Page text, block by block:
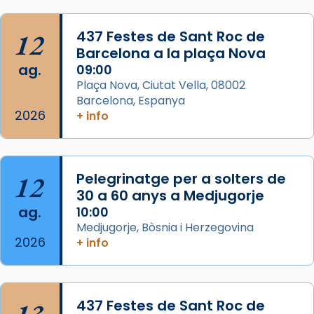
Josep Omella, ha presidit la missa i l’ha
concelebrat el bisbe auxiliar de Barcelona,
Mons. David Abadías.
📸 Dr. G. Simón
Photo
View on Facebook
2 weeks ago
Memòria de les santes Juliana i
Semproniana, verges i màrtirs.
Acompanyant la història de sant Cugat, a
partir de l’Edat Mitjana sorgeix la tradició
que les santes Juliana (“relatiu a Júlia”) i
Semproniana (“relatiu a Semprònia =
12
ag.
2026
437 Festes de Sant Roc de
Barcelona a la plaça Nova
09:00
Plaça Nova, Ciutat Vella, 08002
Barcelona, Espanya
+ info
12
ag.
2026
Pelegrinatge per a solters de
30 a 60 anys a Medjugorje
10:00
Medjugorje, Bòsnia i Herzegovina
+ info
437 Festes de Sant Roc de